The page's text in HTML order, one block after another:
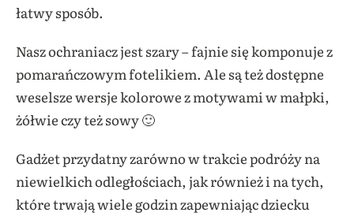
łatwy sposób.
Nasz ochraniacz jest szary – fajnie się komponuje z
pomarańczowym fotelikiem. Ale są też dostępne
weselsze wersje kolorowe z motywami w małpki,
żółwie czy też sowy 🙂
Gadżet przydatny zarówno w trakcie podróży na
niewielkich odległościach, jak również i na tych,
które trwają wiele godzin zapewniając dziecku